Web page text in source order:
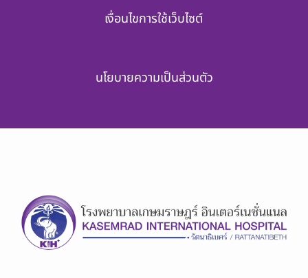
เงื่อนไขการใช้เว็บไซต์
นโยบายความเป็นส่วนตัว